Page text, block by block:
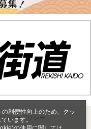
利便性向上のため、クッ
います。
バシーポリシー